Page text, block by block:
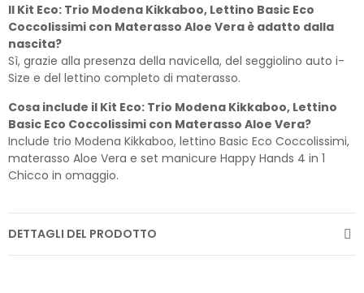
Il Kit Eco: Trio Modena Kikkaboo, Lettino Basic Eco
Coccolissimi con Materasso Aloe Vera è adatto dalla
nascita?
Sì, grazie alla presenza della navicella, del seggiolino auto i-
Size e del lettino completo di materasso.
Cosa include il Kit Eco: Trio Modena Kikkaboo, Lettino
Basic Eco Coccolissimi con Materasso Aloe Vera?
Include trio Modena Kikkaboo, lettino Basic Eco Coccolissimi,
materasso Aloe Vera e set manicure Happy Hands 4 in 1
Chicco in omaggio.
DETTAGLI DEL PRODOTTO